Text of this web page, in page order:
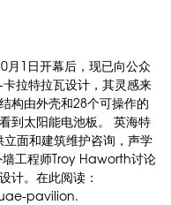
月1日开幕后，现已向公众
拉特拉瓦设计，其灵感来
构由外壳和28个可操作的
到太阳能电池板。 英海特
面和建筑维护咨询，声学
工程师Troy Haworth讨论
计。在此阅读：
pavilion.